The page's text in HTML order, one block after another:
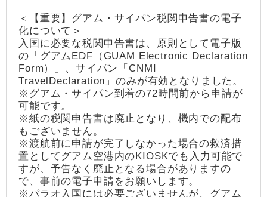
＜【重要】グアム・サイパン税関申告書の電子
化について＞
入国に必要な税関申告書は、原則として電子版
の「グアムEDF（GUAM Electronic Declaration
Form）」、サイパン「CNMI
TravelDeclaration」のみが有効となりました。
※グアム・サイパン到着の72時間前から申請が
可能です。
※紙の税関申告書は廃止となり、機内での配布
もございません。
※渡航前に申請が完了しなかった場合の救済措
置としてグアム空港内のKIOSKでも入力可能で
すが、予告なく廃止となる場合がありますの
で、事前の電子申請をお願いします。
※パラオ入国には必要ございませんが、グアム